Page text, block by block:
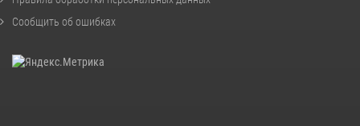
Сообщить об ошибках